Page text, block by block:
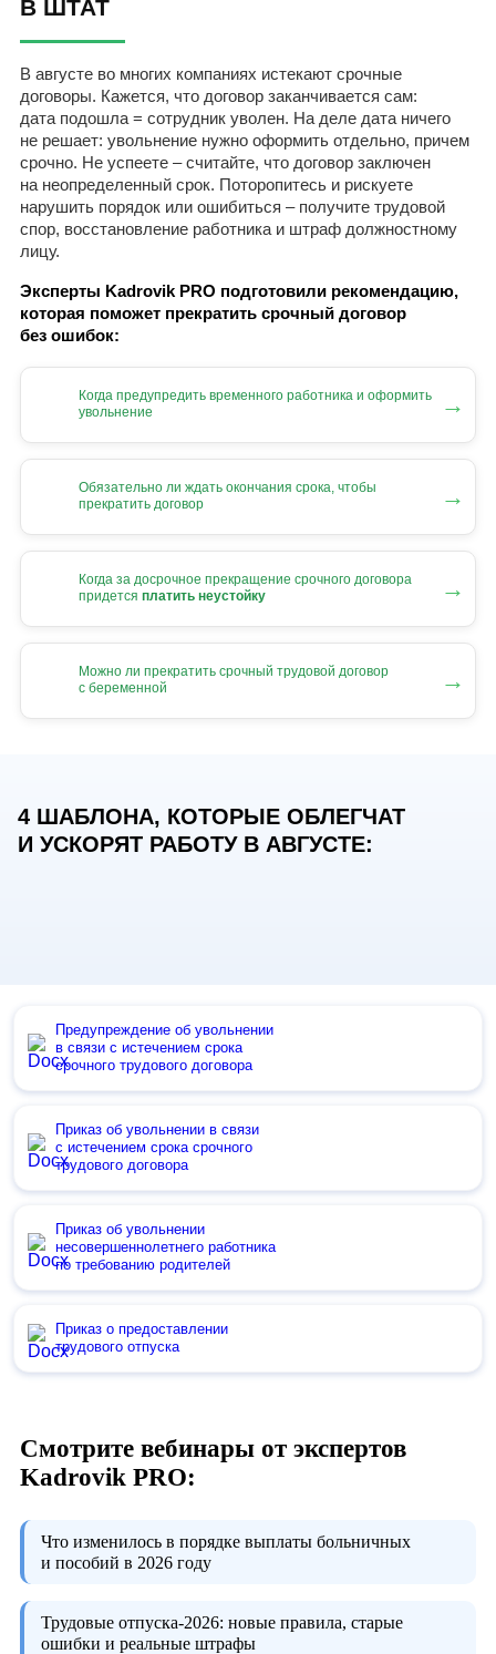
В ШТАТ
В августе во многих компаниях истекают срочные
договоры. Кажется, что договор заканчивается сам:
дата подошла = сотрудник уволен. На деле дата ничего
не решает: увольнение нужно оформить отдельно, причем
срочно. Не успеете – считайте, что договор заключен
на неопределенный срок. Поторопитесь и рискуете
нарушить порядок или ошибиться – получите трудовой
спор, восстановление работника и штраф должностному
лицу.
Эксперты Kadrovik PRO подготовили рекомендацию,
которая поможет прекратить срочный договор
без ошибок:
Когда предупредить временного работника и оформить
увольнение
→
Обязательно ли ждать окончания срока, чтобы
прекратить договор
→
Когда за досрочное прекращение срочного договора
придется платить неустойку →
Можно ли прекратить срочный трудовой договор
с беременной
→
4 ШАБЛОНА, КОТОРЫЕ ОБЛЕГЧАТ
И УСКОРЯТ РАБОТУ В АВГУСТЕ:
Предупреждение об увольнении
в связи с истечением срока
срочного трудового договора
Приказ об увольнении в связи
с истечением срока срочного
трудового договора
Приказ об увольнении
несовершеннолетнего работника
по требованию родителей
Приказ о предоставлении
трудового отпуска
Смотрите вебинары от экспертов
Kadrovik PRO:
Что изменилось в порядке выплаты больничных
и пособий в 2026 году
Трудовые отпуска-2026: новые правила, старые
ошибки и реальные штрафы